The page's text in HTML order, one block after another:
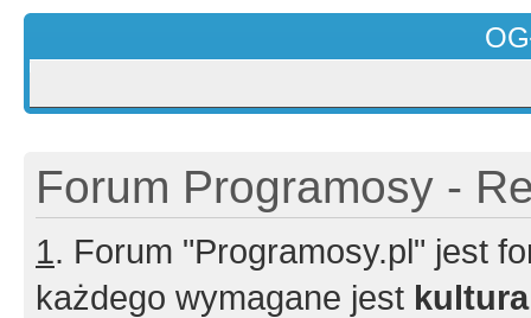
Forum Programosy -
1. Forum "Programosy.pl" jest
każdego wymagane jest